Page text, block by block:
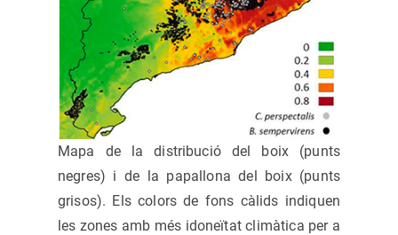
Mapa de la distribució del boix (punts
negres) i de la papallona del boix (punts
grisos). Els colors de fons càlids indiquen
les zones amb més idoneïtat climàtica per a